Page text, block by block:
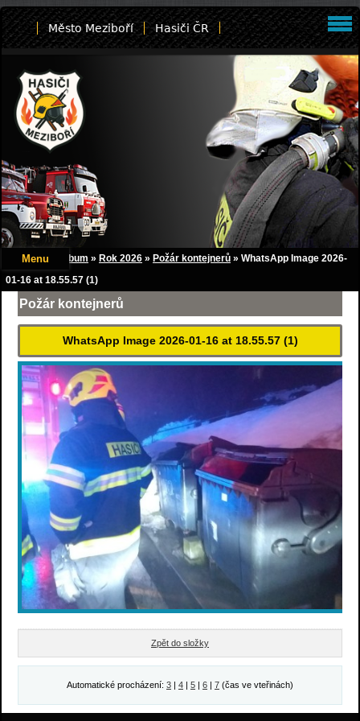
Město Meziboří Hasiči ČR
Menu
Úvod»Fotoalbum » Rok 2026 » Požár kontejnerů » WhatsApp Image 2026-
01-16 at 18.55.57 (1)
Požár kontejnerů
WhatsApp Image 2026-01-16 at 18.55.57 (1)
Zpět do složky
Automatické procházení: 3 | 4 | 5 | 6 | 7 (čas ve vteřinách)